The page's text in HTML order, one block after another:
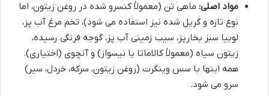
مواد اصلی: ماهی تن (معمولاً کنسرو شده در روغن زیتون، اما
نوع تازه و گریل شده نیز استفاده می شود)، تخم مرغ آب پز،
لوبیا سبز بخارپز، سیب زمینی آب پز، گوجه فرنگی رسیده،
زیتون سیاه (معمولاً کالاماتا یا نیسواز) و آنچوی (اختیاری).
همه اینها با سس وینگرت (روغن زیتون، سرکه، خردل، سیر)
سرو می شود.